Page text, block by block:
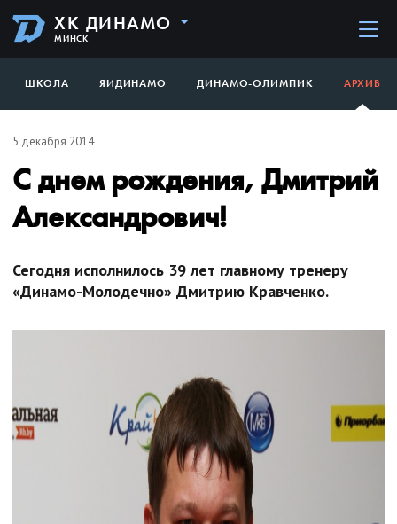
ХК ДИНАМО
МИНСК
ШКОЛА ЯИДИНАМО ДИНАМО-ОЛИМПИК АРХИВ
5 декабря 2014
С днем рождения, Дмитрий
Александрович!
Сегодня исполнилось 39 лет главному тренеру
«Динамо-Молодечно» Дмитрию Кравченко.